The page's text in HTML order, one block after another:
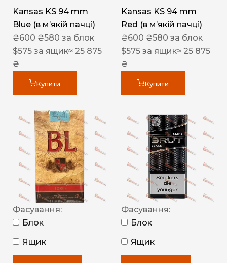
Kansas KS 94 mm
Blue (в мʼякій пачці)
₴600 ₴580 за блок
$575 за ящик≈ 25 875
₴
Купити
Kansas KS 94 mm
Red (в мʼякій пачці)
₴600 ₴580 за блок
$575 за ящик≈ 25 875
₴
Купити
Фасування:
Блок
Ящик
Фасування:
Блок
Ящик